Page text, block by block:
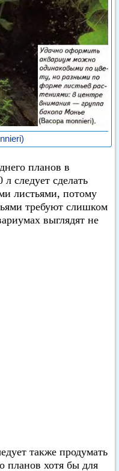
планов в
следует сделать
листьями, потому
требуют слишком
выглядят не
также продумать
планов хотя бы для